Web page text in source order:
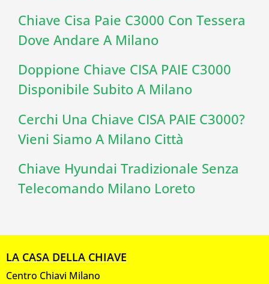
Chiave Cisa Paie C3000 Con Tessera
Dove Andare A Milano
Doppione Chiave CISA PAIE C3000
Disponibile Subito A Milano
Cerchi Una Chiave CISA PAIE C3000?
Vieni Siamo A Milano Città
Chiave Hyundai Tradizionale Senza
Telecomando Milano Loreto
LA CASA DELLA CHIAVE
Centro Chiavi Milano